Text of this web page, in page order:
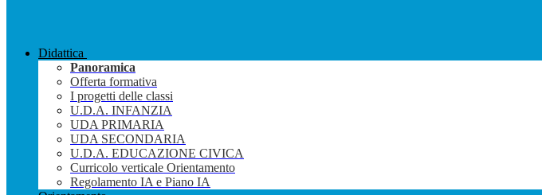
Didattica
Panoramica
Offerta formativa
I progetti delle classi
U.D.A. INFANZIA
UDA PRIMARIA
UDA SECONDARIA
U.D.A. EDUCAZIONE CIVICA
Curricolo verticale Orientamento
Regolamento IA e Piano IA